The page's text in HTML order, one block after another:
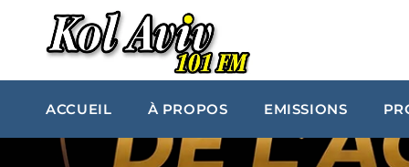
ACCUEIL À PROPOS EMISSIONS